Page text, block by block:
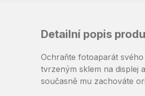
Detailní popis
Ochraňte fotoaparát
tvrzeným sklem na displej
současně mu zachováte